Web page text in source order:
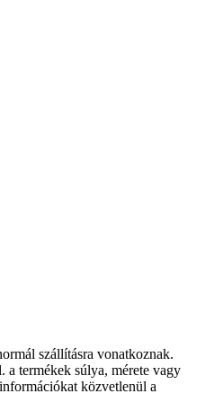
szállításra vonatkoznak.
a termékek súlya, mérete vagy
közvetlenül a